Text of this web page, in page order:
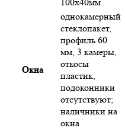
Окна
однокамерный
стеклопакет,
профиль 60
мм, 3 камеры,
откосы
пластик,
подоконники
отсутствуют;
наличники на
окна